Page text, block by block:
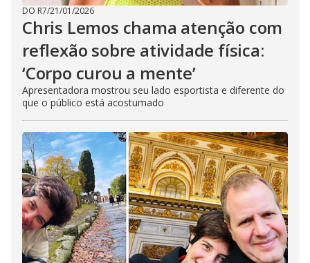
DO R7/21/01/2026
Chris Lemos chama atenção com
reflexão sobre atividade física:
‘Corpo curou a mente’
Apresentadora mostrou seu lado esportista e diferente do
que o público está acostumado